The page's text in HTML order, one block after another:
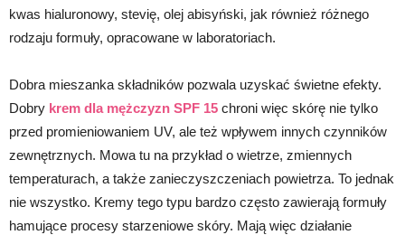
kwas hialuronowy, stevię, olej abisyński, jak również różnego
rodzaju formuły, opracowane w laboratoriach.
Dobra mieszanka składników pozwala uzyskać świetne efekty.
Dobry krem dla mężczyzn SPF 15 chroni więc skórę nie tylko
przed promieniowaniem UV, ale też wpływem innych czynników
zewnętrznych. Mowa tu na przykład o wietrze, zmiennych
temperaturach, a także zanieczyszczeniach powietrza. To jednak
nie wszystko. Kremy tego typu bardzo często zawierają formuły
hamujące procesy starzeniowe skóry. Mają więc działanie